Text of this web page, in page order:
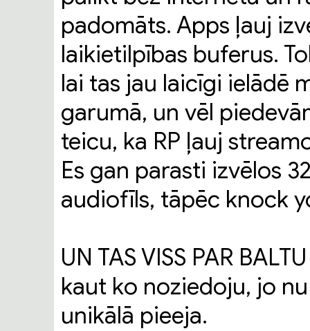
padomāts. Apps ļauj
laikietilpības buferus.
lai tas jau laicīgi ielādē
garumā, un vēl
teicu, ka RP ļauj
Es gan parasti izvēlos
audiofīls, tāpēc knock
UN TAS VISS PAR
kaut ko noziedoju, jo
unikālā pieeja.